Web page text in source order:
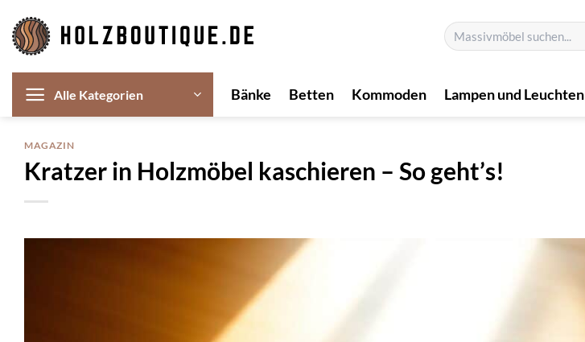
Inhalt
springen
Suchen
nach:
Alle Kategorien Bänke Betten Kommoden Lampen und Leuchten
MAGAZIN
Kratzer in Holzmöbel kaschieren – So geht’s!